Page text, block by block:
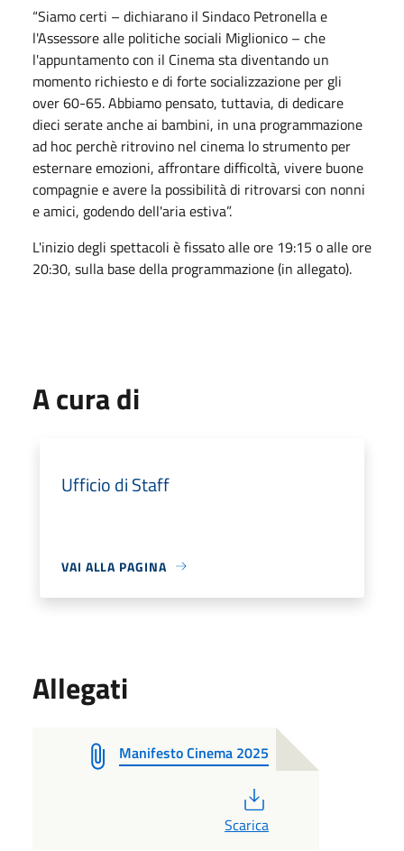
“Siamo certi – dichiarano il Sindaco Petronella e
l'Assessore alle politiche sociali Miglionico – che
l'appuntamento con il Cinema sta diventando un
momento richiesto e di forte socializzazione per gli
over 60-65. Abbiamo pensato, tuttavia, di dedicare
dieci serate anche ai bambini, in una programmazione
ad hoc perchè ritrovino nel cinema lo strumento per
esternare emozioni, affrontare difficoltà, vivere buone
compagnie e avere la possibilità di ritrovarsi con nonni
e amici, godendo dell'aria estiva”.
L'inizio degli spettacoli è fissato alle ore 19:15 o alle ore
20:30, sulla base della programmazione (in allegato).
A cura di
Ufficio di Staff
VAI ALLA PAGINA
Allegati
Manifesto Cinema 2025
Scarica